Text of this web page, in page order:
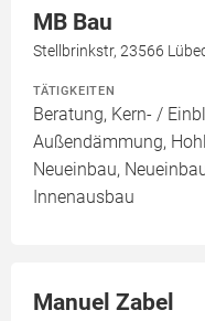
MB Bau
Stellbrinkstr, 23566
TÄTIGKEITEN
Beratung, Kern- /
Außendämmung,
Neueinbau,
Innenausbau
Manuel Zabel